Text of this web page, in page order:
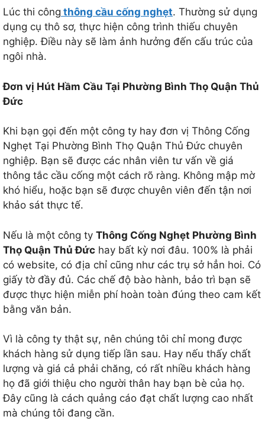
Lúc thi công thông cầu cống nghẹt. Thường sử dụng
dụng cụ thô sơ, thực hiện công trình thiếu chuyên
nghiệp. Điều này sẽ làm ảnh hưởng đến cấu trúc của
ngôi nhà.
Đơn vị Hút Hầm Cầu Tại Phường Bình Thọ Quận Thủ
Đức
Khi bạn gọi đến một công ty hay đơn vị Thông Cống
Nghẹt Tại Phường Bình Thọ Quận Thủ Đức chuyên
nghiệp. Bạn sẽ được các nhân viên tư vấn về giá
thông tắc cầu cống một cách rõ ràng. Không mập mờ
khó hiểu, hoặc bạn sẽ được chuyên viên đến tận nơi
khảo sát thực tế.
Nếu là một công ty Thông Cống Nghẹt Phường Bình
Thọ Quận Thủ Đức hay bất kỳ nơi đâu. 100% là phải
có website, có địa chỉ cũng như các trụ sở hẳn hoi. Có
giấy tờ đầy đủ. Các chế độ bào hành, bảo trì bạn sẽ
được thực hiện miễn phí hoàn toàn đúng theo cam kết
bằng văn bản.
Vì là công ty thật sự, nên chúng tôi chỉ mong được
khách hàng sử dụng tiếp lần sau. Hay nếu thấy chất
lượng và giá cả phải chăng, có rất nhiều khách hàng
họ đã giới thiệu cho người thân hay bạn bè của họ.
Đây cũng là cách quảng cáo đạt chất lượng cao nhất
mà chúng tôi đang cần.